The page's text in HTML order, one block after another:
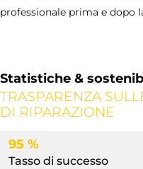
professionale prima e dopo
Statistiche &
TRASPARENZA
DI RIPARAZIONE
95 %
Tasso di successo